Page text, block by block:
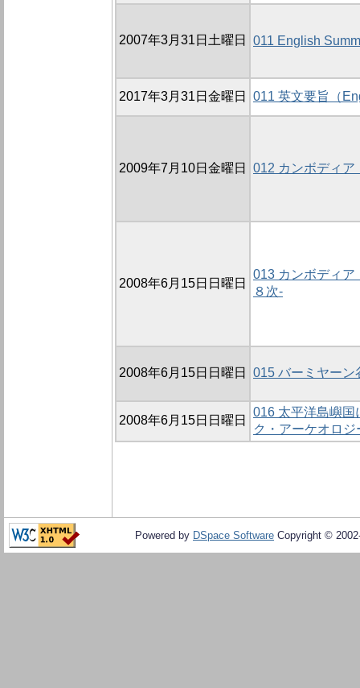
2007年3月31日土曜日 011 English
2017年3月31日金曜日 011 英文要旨（
2009年7月10日金曜日 012 カンボディア
2008年6月15日日曜日
013 カンボディア
８次-
2008年6月15日日曜日 015 バーミヤーン
2008年6月15日日曜日
016 太平洋島嶼国
ク・アーケオロジ
Powered by DSpace Software Copyright ©